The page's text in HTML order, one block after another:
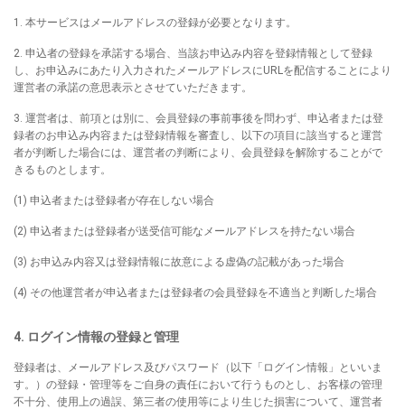
1. 本サービスはメールアドレスの登録が必要となります。
2. 申込者の登録を承諾する場合、当該お申込み内容を登録情報として登録
し、お申込みにあたり入力されたメールアドレスにURLを配信することにより
運営者の承諾の意思表示とさせていただきます。
3. 運営者は、前項とは別に、会員登録の事前事後を問わず、申込者または登
録者のお申込み内容または登録情報を審査し、以下の項目に該当すると運営
者が判断した場合には、運営者の判断により、会員登録を解除することがで
きるものとします。
(1) 申込者または登録者が存在しない場合
(2) 申込者または登録者が送受信可能なメールアドレスを持たない場合
(3) お申込み内容又は登録情報に故意による虚偽の記載があった場合
(4) その他運営者が申込者または登録者の会員登録を不適当と判断した場合
4. ログイン情報の登録と管理
登録者は、メールアドレス及びパスワード（以下「ログイン情報」といいま
す。）の登録・管理等をご自身の責任において行うものとし、お客様の管理
不十分、使用上の過誤、第三者の使用等により生じた損害について、運営者